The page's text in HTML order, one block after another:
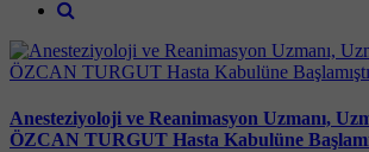
Anesteziyoloji ve Reanimasyon Uzmanı,
ÖZCAN TURGUT Hasta Kabulüne